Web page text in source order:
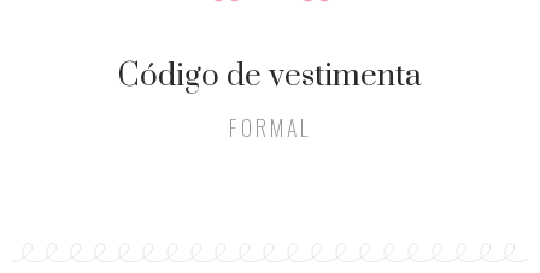
Código de vestimenta
FORMAL